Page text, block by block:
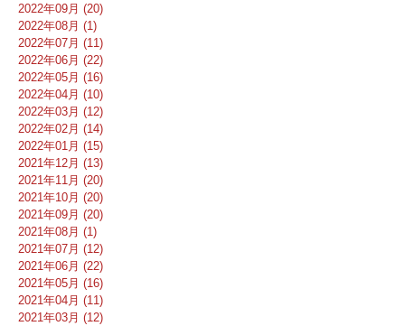
2022年09月 (20)
2022年08月 (1)
2022年07月 (11)
2022年06月 (22)
2022年05月 (16)
2022年04月 (10)
2022年03月 (12)
2022年02月 (14)
2022年01月 (15)
2021年12月 (13)
2021年11月 (20)
2021年10月 (20)
2021年09月 (20)
2021年08月 (1)
2021年07月 (12)
2021年06月 (22)
2021年05月 (16)
2021年04月 (11)
2021年03月 (12)